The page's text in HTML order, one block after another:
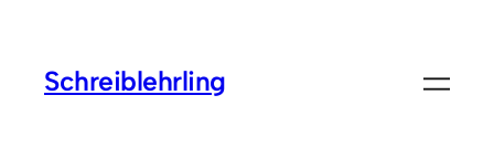
Schreiblehrling